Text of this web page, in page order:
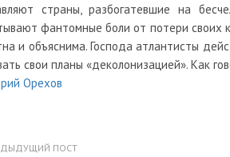
страны, разбогатевшие на
фантомные боли от потери своих
и объяснима. Господа атлантисты
свои планы «деколонизацией». Как
Орехов
ПОСТ